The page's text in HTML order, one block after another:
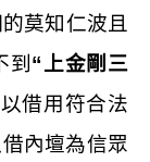
莫知仁波且
到 “上金剛三
借用符合法
內壇為信眾